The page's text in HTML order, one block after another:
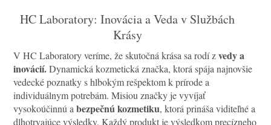
HC Laboratory: Inovácia a Veda v Službách
Krásy
V HC Laboratory veríme, že skutočná krása sa rodí zvedy a
inovácií.Dynamická kozmetická značka, ktorá spája najnovšie
vedecké poznatky s hlbokým rešpektom k prírode a
individuálnym potrebám. Misiou značky je vyvíjať
vysokoúčinnú a bezpečnú kozmetiku, ktorá prináša viditeľné a
dlhotrvajúce výsledky. Každý produkt je výsledkom precízneho